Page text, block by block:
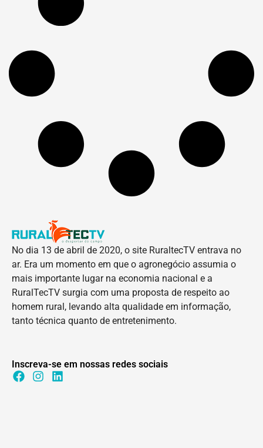
No dia 13 de abril de 2020, o site RuraltecTV entrava no
ar. Era um momento em que o agronegócio assumia o
mais importante lugar na economia nacional e a
RuralTecTV surgia com uma proposta de respeito ao
homem rural, levando alta qualidade em informação,
tanto técnica quanto de entretenimento.
Inscreva-se em nossas redes sociais